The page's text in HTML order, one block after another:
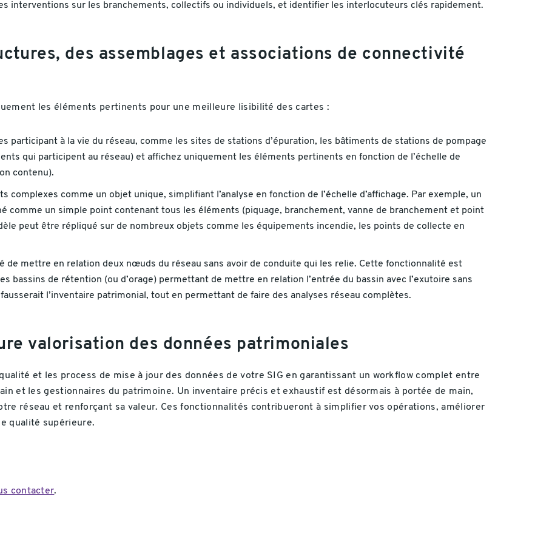
interventions sur les branchements, collectifs ou individuels, et identifier les interlocuteurs clés rapidement.
des assemblages et associations de connectivité
les éléments pertinents pour une meilleure lisibilité des cartes :
participant à la vie du réseau, comme les sites de stations d’épuration, les bâtiments de stations de pompage
qui participent au réseau) et affichez uniquement les éléments pertinents en fonction de l’échelle de
contenu).
complexes comme un objet unique, simplifiant l’analyse en fonction de l’échelle d’affichage. Par exemple, un
comme un simple point contenant tous les éléments (piquage, branchement, vanne de branchement et point
peut être répliqué sur de nombreux objets comme les équipements incendie, les points de collecte en
de mettre en relation deux nœuds du réseau sans avoir de conduite qui les relie. Cette fonctionnalité est
bassins de rétention (ou d’orage) permettant de mettre en relation l’entrée du bassin avec l’exutoire sans
l’inventaire patrimonial, tout en permettant de faire des analyses réseau complètes.
valorisation des données patrimoniales
et les process de mise à jour des données de votre SIG en garantissant un workflow complet entre
et les gestionnaires du patrimoine. Un inventaire précis et exhaustif est désormais à portée de main,
réseau et renforçant sa valeur. Ces fonctionnalités contribueront à simplifier vos opérations, améliorer
qualité supérieure.
contacter.